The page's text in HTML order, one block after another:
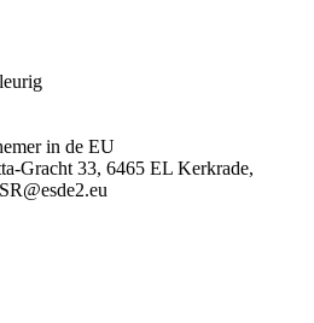
in de EU
Gracht 33, 6465 EL Kerkrade,